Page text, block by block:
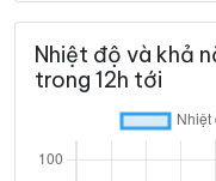
Nhiệt độ và khả
trong 12h tới